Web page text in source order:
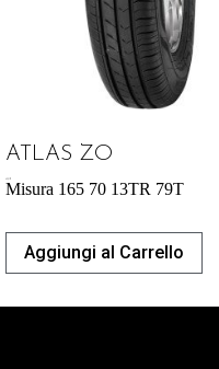
ATLAS ZO
Misura 165 70 13TR 79T
Aggiungi al Carrello